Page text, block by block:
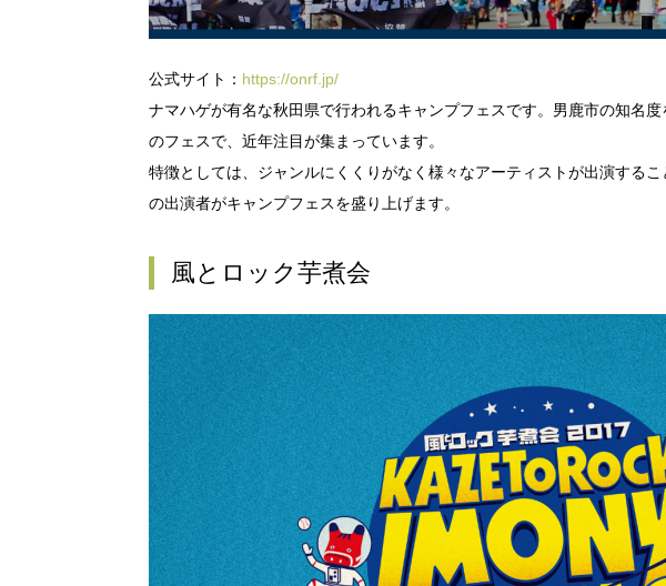
公式サイト： https://onrf.jp/
ナマハゲが有名な秋田県で行われるキャンプフェスです。男鹿市の知名
のフェスで、近年注目が集まっています。
特徴としては、ジャンルにくくりがなく様々なアーティストが出演する
の出演者がキャンプフェスを盛り上げます。
風とロック芋煮会